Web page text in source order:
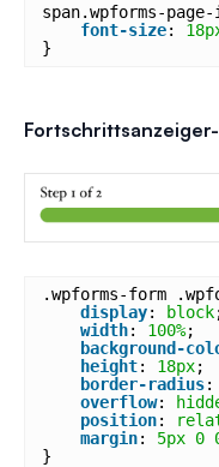
span.wpforms-
font-size:
}
.wpforms-form
display: block
width: 100%;
background-
height: 18px;
border-radius:
overflow:
position:
margin: 5px 0
}